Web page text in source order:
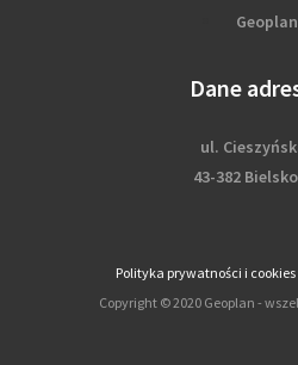
Geoplan
Dane
ul.
43-382
Polityka prywatności i cookies
Copyright © 2020 Geoplan -